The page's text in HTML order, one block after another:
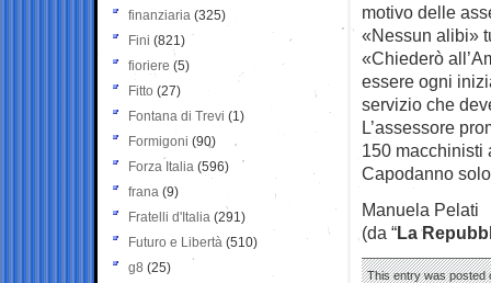
motivo delle
«Nessun alibi»
«Chiederò
essere ogni
servizio che
L’assessore
150 macchinisti
Capodanno
Manuela Pelati
(da “La
This entry was posted
finanziaria (325)
Fini (821)
fioriere (5)
Fitto (27)
Fontana di Trevi (1)
Formigoni (90)
Forza Italia (596)
frana (9)
Fratelli d'Italia (291)
Futuro e Libertà (510)
g8 (25)